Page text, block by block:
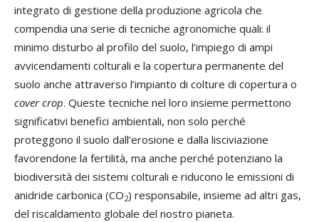
integrato di gestione della produzione agricola che
compendia una serie di tecniche agronomiche quali: il
minimo disturbo al profilo del suolo, l’impiego di ampi
avvicendamenti colturali e la copertura permanente del
suolo anche attraverso l’impianto di colture di copertura o
cover crop. Queste tecniche nel loro insieme permettono
significativi benefici ambientali, non solo perché
proteggono il suolo dall’erosione e dalla lisciviazione
favorendone la fertilità, ma anche perché potenziano la
biodiversità dei sistemi colturali e riducono le emissioni di
anidride carbonica (CO2) responsabile, insieme ad altri gas,
del riscaldamento globale del nostro pianeta.